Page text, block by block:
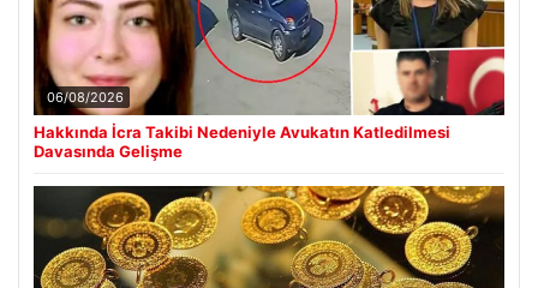
06/08/2026
Hakkında İcra Takibi Nedeniyle Avukatın Katledilmesi
Davasında Gelişme